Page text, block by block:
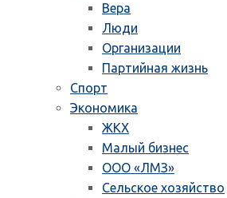
Вера
Люди
Организации
Партийная жизнь
Спорт
Экономика
ЖКХ
Малый бизнес
ООО «ЛМЗ»
Сельское хозяйство